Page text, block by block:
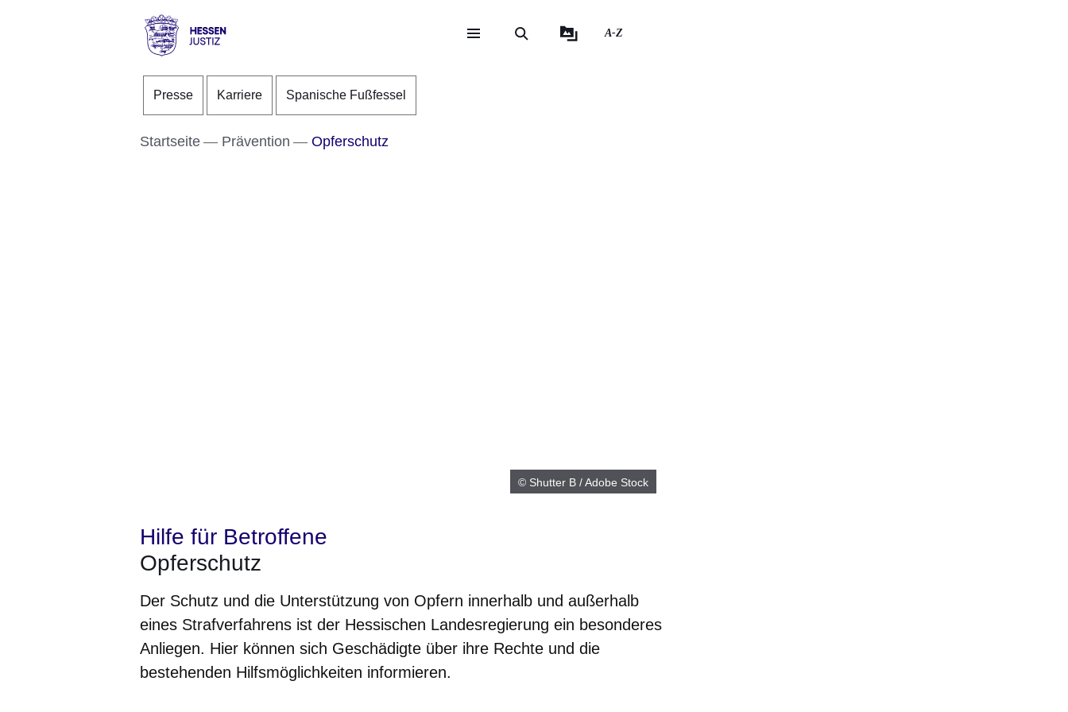
Direkt zum Kopf der Seite
Direkt zum Inhalt
Direkt zum Fuß der Seite
Justiz
A-Z
Presse Karriere Spanische Fußfessel
Startseite Prävention Opferschutz
© Shutter B / Adobe Stock
Hilfe für Betroffene
Opferschutz
Der Schutz und die Unterstützung von Opfern innerhalb und außerhalb
eines Strafverfahrens ist der Hessischen Landesregierung ein besonderes
Anliegen. Hier können sich Geschädigte über ihre Rechte und die
bestehenden Hilfsmöglichkeiten informieren.